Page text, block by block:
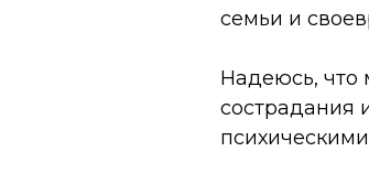
семьи и
Надеюсь, что